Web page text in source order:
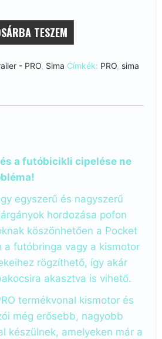
TESZEM
- PRO, Sima Címkék: PRO, sima
a futóbicikli cipelése ne
egyszerű és nagyszerű
hordozása pofon
köszönhetően a Pocket
a futóbringa vagy a kismotor
rögzíthető, így akár
akasztva is vihető.
termékvonal kismotor és
még erősebb, nagyobb
készülnek, amelyeken már a